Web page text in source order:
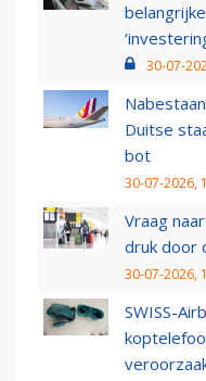
30-07-
Duitse
bot
30-07-2026,
Vraag
druk door
30-07-2026,
SWISS-